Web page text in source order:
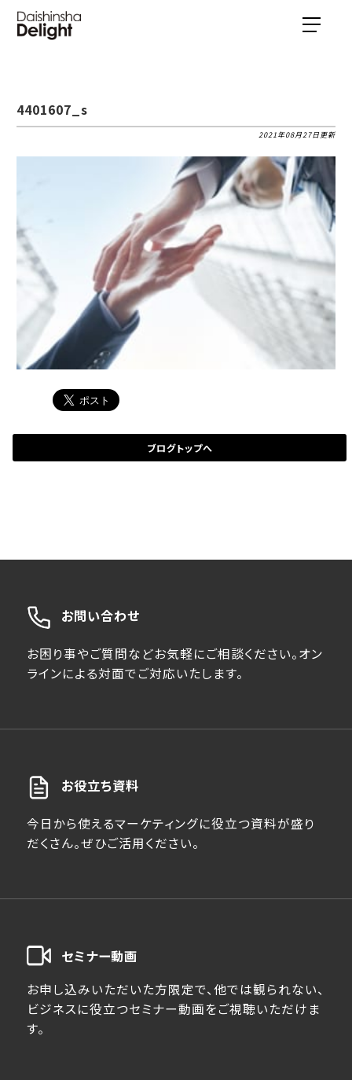
4401607_s
2021年08月27日更新
ブログトップへ
お問い合わせ
お困り事やご質問などお気軽にご相談ください。オン
ラインによる対面でご対応いたします。
お役立ち資料
今日から使えるマーケティングに役立つ資料が盛り
だくさん。ぜひご活用ください。
セミナー動画
お申し込みいただいた方限定で、他では観られない、
ビジネスに役立つセミナー動画をご視聴いただけま
す。